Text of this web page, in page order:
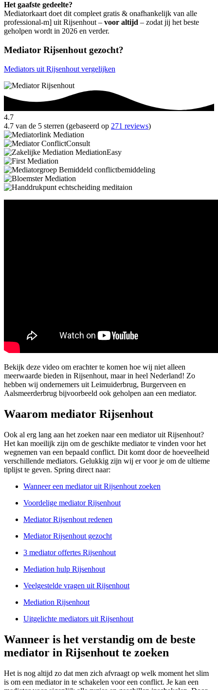
Het gaafste gedeelte?
Mediatorkaart doet dit compleet gratis & onafhankelijk van alle
professional-m] uit Rijsenhout – voor altijd – zodat jij het beste
geholpen wordt in 2026 en verder.
Mediator Rijsenhout gezocht?
Mediators uit Rijsenhout vergelijken
4.7
4.7 van de 5 sterren (gebaseerd op 271 reviews)
Bekijk deze video om erachter te komen hoe wij niet alleen
meerwaarde bieden in Rijsenhout, maar in heel Nederland! Zo
hebben wij ondernemers uit Leimuiderbrug, Burgerveen en
Aalsmeerderbrug bijvoorbeeld ook geholpen aan een mediator.
Waarom mediator Rijsenhout
Ook al erg lang aan het zoeken naar een mediator uit Rijsenhout?
Het kan moeilijk zijn om de geschikte mediator te vinden voor het
wegnemen van een bepaald conflict. Dit komt door de hoeveelheid
verschillende mediators. Gelukkig zijn wij er voor je om de ultieme
tiplijst te geven. Spring direct naar:
Wanneer een mediator uit Rijsenhout zoeken
Voordelige mediator Rijsenhout
Mediator Rijsenhout redenen
Mediator Rijsenhout gezocht
3 mediator offertes Rijsenhout
Mediation hulp Rijsenhout
Veelgestelde vragen uit Rijsenhout
Mediation Rijsenhout
Uitgelichte mediators uit Rijsenhout
Wanneer is het verstandig om de beste
mediator in Rijsenhout te zoeken
Het is nog altijd zo dat men zich afvraagt op welk moment het slim
is om een mediator in te schakelen voor een conflict. Je kan een